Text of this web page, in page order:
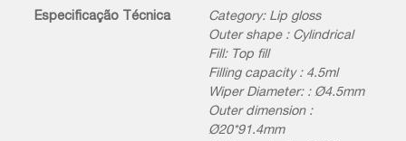
Especificação Técnica
Category: Lip gloss
Outer shape : Cylindrical
Fill: Top fill
Filling capacity : 4.5ml
Wiper Diameter: : Ø4.5mm
Outer dimension :
Ø20*91.4mm